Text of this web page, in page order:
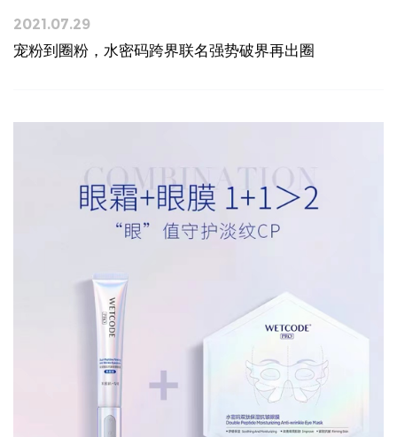
2021.07.29
宠粉到圈粉，水密码跨界联名强势破界再出圈